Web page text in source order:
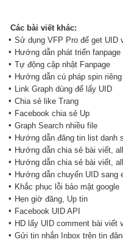
Các bài viết khác:
• Sử dụng VFP Pro để get UID
• Hướng dẫn phát triển fanpage
• Tự động cập nhật Fanpage
• Hướng dẫn cú pháp spin riêng
• Link Graph dùng để lấy UID
• Chia sẻ like Trang
• Facebook chia sẻ Up
• Graph Search nhiều file
• Hướng dẫn đăng tin list danh
• Hướng dẫn chia sẻ bài viết,
• Hướng dẫn chia sẻ bài viết,
• Hướng dẫn chuyển UID
• Khắc phục lỗi bảo mật google
• Hẹn giờ đăng, Up tin
• Facebook UID API
• HD lấy UID comment bài viết
• Gửi tin nhắn Inbox trên tin